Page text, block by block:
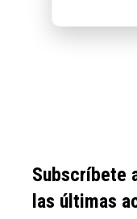
Subscríbete
las últimas